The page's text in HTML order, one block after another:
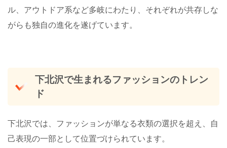
ル、アウトドア系など多岐にわたり、それぞれが共存しな
がらも独自の進化を遂げています。
下北沢で生まれるファッションのトレン
ド
下北沢では、ファッションが単なる衣類の選択を超え、自
己表現の一部として位置づけられています。